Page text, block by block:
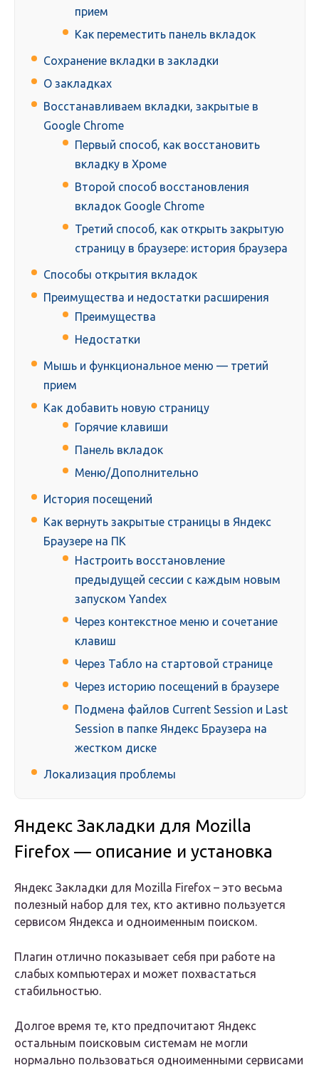
прием
Как переместить панель вкладок
Сохранение вкладки в закладки
О закладках
Восстанавливаем вкладки, закрытые в
Google Chrome
Первый способ, как восстановить
вкладку в Хроме
Второй способ восстановления
вкладок Google Chrome
Третий способ, как открыть закрытую
страницу в браузере: история браузера
Способы открытия вкладок
Преимущества и недостатки расширения
Преимущества
Недостатки
Мышь и функциональное меню — третий
прием
Как добавить новую страницу
Горячие клавиши
Панель вкладок
Меню/Дополнительно
История посещений
Как вернуть закрытые страницы в Яндекс
Браузере на ПК
Настроить восстановление
предыдущей сессии с каждым новым
запуском Yandex
Через контекстное меню и сочетание
клавиш
Через Табло на стартовой странице
Через историю посещений в браузере
Подмена файлов Current Session и Last
Session в папке Яндекс Браузера на
жестком диске
Локализация проблемы
Яндекс Закладки для Mozilla
Firefox — описание и установка
Яндекс Закладки для Mozilla Firefox – это весьма
полезный набор для тех, кто активно пользуется
сервисом Яндекса и одноименным поиском.
Плагин отлично показывает себя при работе на
слабых компьютерах и может похвастаться
стабильностью.
Долгое время те, кто предпочитают Яндекс
остальным поисковым системам не могли
нормально пользоваться одноименными сервисами